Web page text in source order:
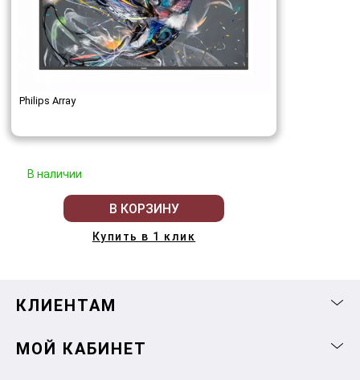
Philips Array
В наличии
В КОРЗИНУ
Купить в 1 клик
КЛИЕНТАМ
МОЙ КАБИНЕТ